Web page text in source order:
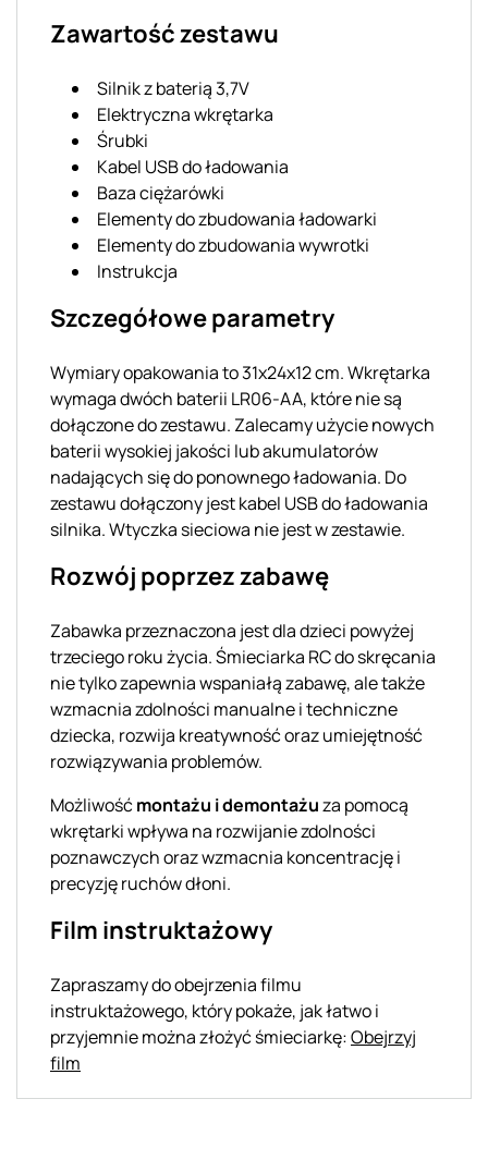
Zawartość zestawu
Silnik z baterią 3,7V
Elektryczna wkrętarka
Śrubki
Kabel USB do ładowania
Baza ciężarówki
Elementy do zbudowania ładowarki
Elementy do zbudowania wywrotki
Instrukcja
Szczegółowe parametry
Wymiary opakowania to 31x24x12 cm. Wkrętarka
wymaga dwóch baterii LR06-AA, które nie są
dołączone do zestawu. Zalecamy użycie nowych
baterii wysokiej jakości lub akumulatorów
nadających się do ponownego ładowania. Do
zestawu dołączony jest kabel USB do ładowania
silnika. Wtyczka sieciowa nie jest w zestawie.
Rozwój poprzez zabawę
Zabawka przeznaczona jest dla dzieci powyżej
trzeciego roku życia. Śmieciarka RC do skręcania
nie tylko zapewnia wspaniałą zabawę, ale także
wzmacnia zdolności manualne i techniczne
dziecka, rozwija kreatywność oraz umiejętność
rozwiązywania problemów.
Możliwośćmontażu i demontażuza pomocą
wkrętarki wpływa na rozwijanie zdolności
poznawczych oraz wzmacnia koncentrację i
precyzję ruchów dłoni.
Film instruktażowy
Zapraszamy do obejrzenia filmu
instruktażowego, który pokaże, jak łatwo i
przyjemnie można złożyć śmieciarkę:Obejrzyj
film